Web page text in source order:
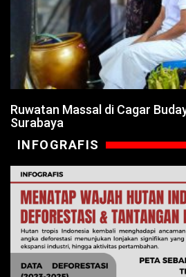
Ruwatan Massal di Cagar
Surabaya
INFOGRAFIS